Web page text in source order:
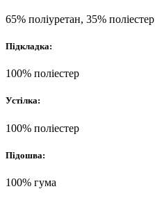
65% поліуретан, 35% поліестер
Підкладка:
100% поліестер
Устілка:
100% поліестер
Підошва:
100% гума